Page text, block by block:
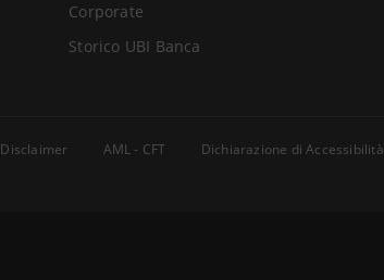
Corporate
Storico UBI Banca
Disclaimer AML - CFT Dichiarazione di Accessibilità